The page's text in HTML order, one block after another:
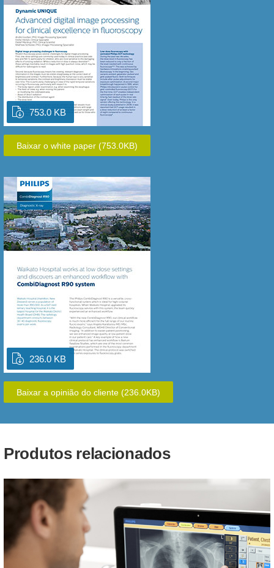
753.0 KB
Baixar o white paper (753.0KB)
236.0 KB
Baixar a opinião do cliente (236.0KB)
Produtos relacionados